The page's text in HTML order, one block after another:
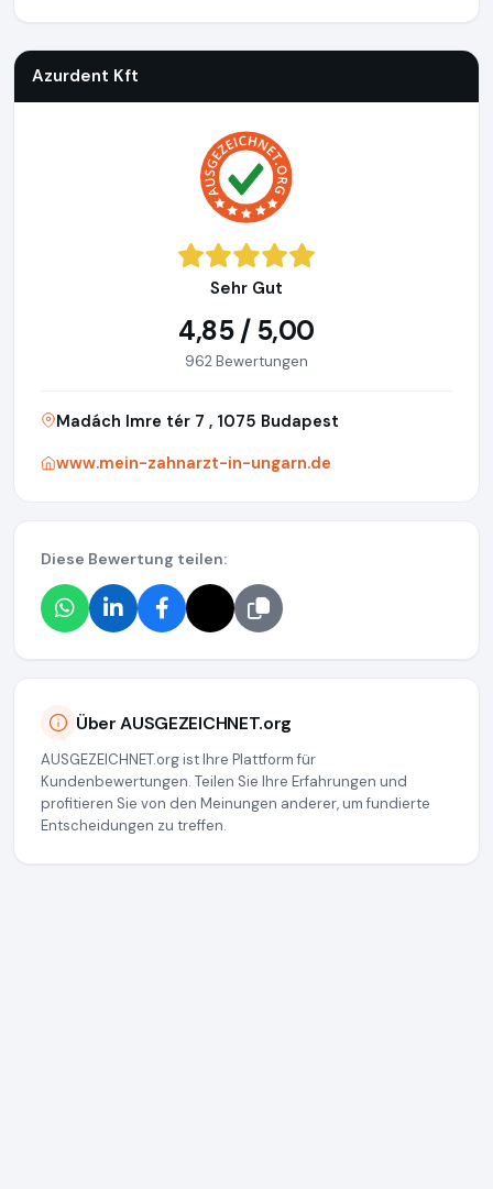
Azurdent Kft
Sehr Gut
4,85 / 5,00
962 Bewertungen
Madách Imre tér 7 , 1075 Budapest
www.mein-zahnarzt-in-ungarn.de
Diese Bewertung teilen:
Über AUSGEZEICHNET.org
AUSGEZEICHNET.org ist Ihre Plattform für
Kundenbewertungen. Teilen Sie Ihre Erfahrungen und
profitieren Sie von den Meinungen anderer, um fundierte
Entscheidungen zu treffen.